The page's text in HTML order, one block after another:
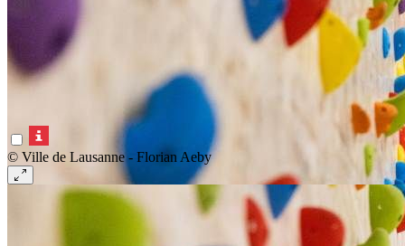
© Ville de Lausanne - Florian Aeby